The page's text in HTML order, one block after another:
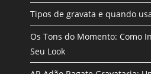
Tipos de gravata e quando
Os Tons do Momento: Como
Seu Look